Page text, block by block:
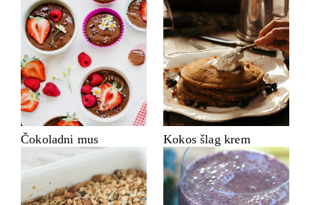
Čokoladni mus Kokos šlag krem